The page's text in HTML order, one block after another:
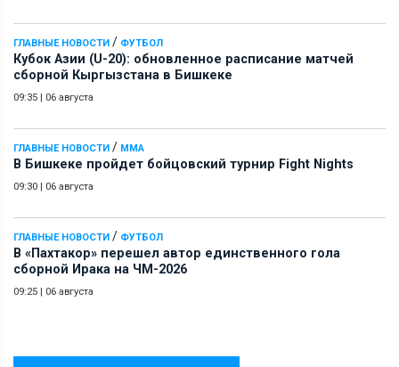
ГЛАВНЫЕ НОВОСТИ / ФУТБОЛ
Кубок Азии (U-20): обновленное расписание матчей
сборной Кыргызстана в Бишкеке
09:35 06 августа
ГЛАВНЫЕ НОВОСТИ / ММА
В Бишкеке пройдет бойцовский турнир Fight Nights
09:30 06 августа
ГЛАВНЫЕ НОВОСТИ / ФУТБОЛ
В «Пахтакор» перешел автор единственного гола
сборной Ирака на ЧМ-2026
09:25 06 августа